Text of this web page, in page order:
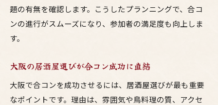
題の有無を確認します。こうしたプランニングで、合コ
ンの進行がスムーズになり、参加者の満足度も向上しま
す。
大阪の居酒屋選びが合コン成功に直結
大阪で合コンを成功させるには、居酒屋選びが最も重要
なポイントです。理由は、雰囲気や鳥料理の質、アクセ